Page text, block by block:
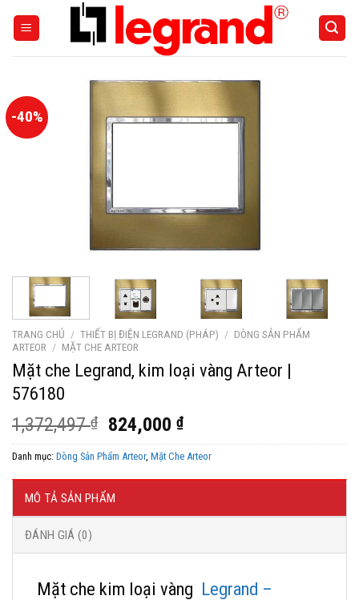
-40%
TRANG CHỦ / THIẾT BỊ ĐIỆN LEGRAND (PHÁP) / DÒNG SẢN PHẨM
ARTEOR / MẶT CHE ARTEOR
Mặt che Legrand, kim loại vàng Arteor |
576180
1,372,497₫
Giá
gốc
là:
1,372,497 ₫.
824,000₫Giá
hiện
tại
là:
Danh mục: Dòng Sản Phẩm Arteor, Mặt Che Arteor
MÔ TẢ SẢN PHẨM
ĐÁNH GIÁ (0)
Mặt che kim loại vàng Legrand –